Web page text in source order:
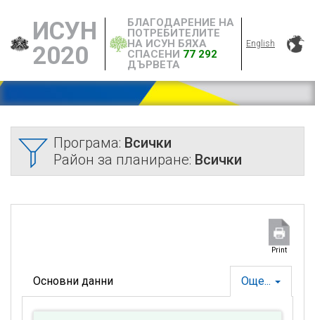
ИСУН
2020
БЛАГОДАРЕНИЕ НА
ПОТРЕБИТЕЛИТЕ
НА ИСУН БЯХА
СПАСЕНИ 77 292
ДЪРВЕТА
English
Програма: Всички
Район за планиране: Всички
Print
Още...
Основни данни